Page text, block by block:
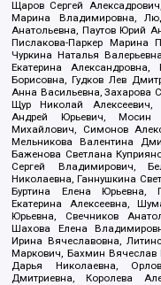
Щаров Сергей
Марина Владимировна,
Анатольевна, Паутов Юрий
Пислакова-Паркер Марина
Чуркина Наталья
Екатерина
Борисовна, Гудков Лев
Анна Васильевна, Захарова
Щур Николай Алексеевич,
Андрей Юрьевич, Мосин
Михайлович, Симонов
Мельникова Валентина
Баженова Светлана
Сергей Владимирович,
Николаевна, Ганнушкина
Буртина Елена Юрьевна,
Екатерина Алексеевна,
Юрьевна, Свечников
Шахова Елена
Ирина Вячеславовна,
Маркович, Бахмин
Дарья Николаевна,
Дмитриевна, Королева